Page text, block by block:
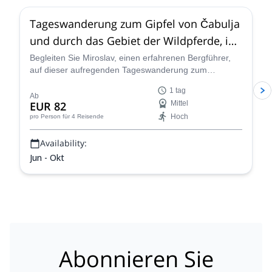
Tageswanderung zum Gipfel von Čabulja
und durch das Gebiet der Wildpferde, in
der Nähe von Mostar
Begleiten Sie Miroslav, einen erfahrenen Bergführer,
auf dieser aufregenden Tageswanderung zum
Herzegowina.
Ab
EUR 82
pro Person für 4 Reisende
1 tag
Mittel
Hoch
Availability:
Jun - Okt
Abonnieren Sie